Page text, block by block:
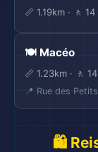
📏 1.19km · 🚶
🍽️ Macéo
📏 1.23km · 🚶
📍 Rue des
🛍️